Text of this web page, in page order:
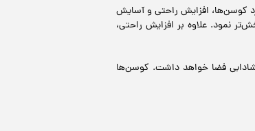
کوسن‌ها، افزایش راحتی و آسایش
نمود. علاوه بر افزایش راحتی،
شادابی فضا خواهد داشت. کوسن‌ها